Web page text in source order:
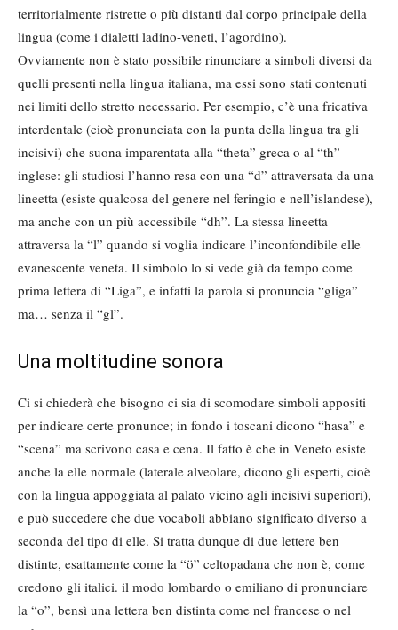
territorialmente ristrette o più distanti dal corpo principale della
lingua (come i dialetti ladino-veneti, l’agordino).
Ovviamente non è stato possibile rinunciare a simboli diversi da
quelli presenti nella lingua italiana, ma essi sono stati contenuti
nei limiti dello stretto necessario. Per esempio, c’è una fricativa
interdentale (cioè pronunciata con la punta della lingua tra gli
incisivi) che suona imparentata alla “theta” greca o al “th”
inglese: gli studiosi l’hanno resa con una “d” attraversata da una
lineetta (esiste qualcosa del genere nel feringio e nell’islandese),
ma anche con un più accessibile “dh”. La stessa lineetta
attraversa la “l” quando si voglia indicare l’inconfondibile elle
evanescente veneta. Il simbolo lo si vede già da tempo come
prima lettera di “Liga”, e infatti la parola si pronuncia “gliga”
ma… senza il “gl”.
Una moltitudine sonora
Ci si chiederà che bisogno ci sia di scomodare simboli appositi
per indicare certe pronunce; in fondo i toscani dicono “hasa” e
“scena” ma scrivono casa e cena. Il fatto è che in Veneto esiste
anche la elle normale (laterale alveolare, dicono gli esperti, cioè
con la lingua appoggiata al palato vicino agli incisivi superiori),
e può succedere che due vocaboli abbiano significato diverso a
seconda del tipo di elle. Si tratta dunque di due lettere ben
distinte, esattamente come la “ö” celtopadana che non è, come
credono gli italici. il modo lombardo o emiliano di pronunciare
la “o”, bensì una lettera ben distinta come nel francese o nel